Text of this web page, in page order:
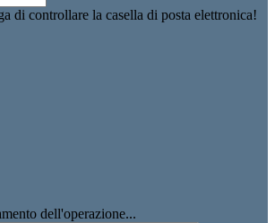
di controllare la casella di posta elettronica!
dell'operazione...